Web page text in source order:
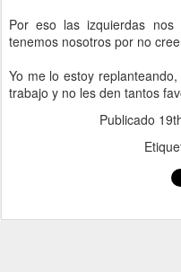
Por eso las izquierdas
tenemos nosotros por no
Yo me lo estoy
trabajo y no les den tantos
Publicado